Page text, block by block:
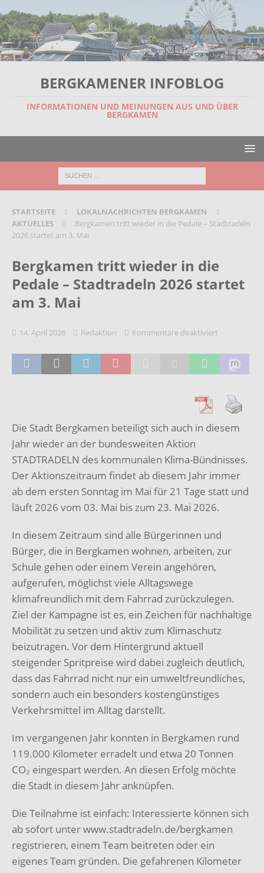
BERGKAMENER INFOBLOG
INFORMATIONEN UND MEINUNGEN AUS UND ÜBER
BERGKAMEN
STARTSEITE
LOKALNACHRICHTEN BERGKAMEN
AKTUELLES
Bergkamen tritt wieder in die Pedale – Stadtradeln
2026 startet am 3. Mai
Bergkamen tritt wieder in die
Pedale – Stadtradeln 2026 startet
am 3. Mai
14. April 2026 Redaktion Kommentare deaktiviert
Die Stadt Bergkamen beteiligt sich auch in diesem
Jahr wieder an der bundesweiten Aktion
STADTRADELN des kommunalen Klima-Bündnisses.
Der Aktionszeitraum findet ab diesem Jahr immer
ab dem ersten Sonntag im Mai für 21 Tage statt und
läuft 2026 vom 03. Mai bis zum 23. Mai 2026.
In diesem Zeitraum sind alle Bürgerinnen und
Bürger, die in Bergkamen wohnen, arbeiten, zur
Schule gehen oder einem Verein angehören,
aufgerufen, möglichst viele Alltagswege
klimafreundlich mit dem Fahrrad zurückzulegen.
Ziel der Kampagne ist es, ein Zeichen für nachhaltige
Mobilität zu setzen und aktiv zum Klimaschutz
beizutragen. Vor dem Hintergrund aktuell
steigender Spritpreise wird dabei zugleich deutlich,
dass das Fahrrad nicht nur ein umweltfreundliches,
sondern auch ein besonders kostengünstiges
Verkehrsmittel im Alltag darstellt.
Im vergangenen Jahr konnten in Bergkamen rund
119.000 Kilometer erradelt und etwa 20 Tonnen
CO₂ eingespart werden. An diesen Erfolg möchte
die Stadt in diesem Jahr anknüpfen.
Die Teilnahme ist einfach: Interessierte können sich
ab sofort unter www.stadtradeln.de/bergkamen
registrieren, einem Team beitreten oder ein
eigenes Team gründen. Die gefahrenen Kilometer